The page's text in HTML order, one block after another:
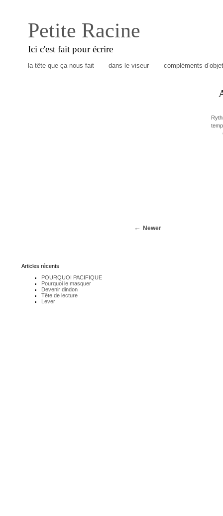
Petite Racine
Ici c'est fait pour écrire
la tête que ça nous fait dans le viseur compléments
Newer
Articles récents
POURQUOI PACIFIQUE
Pourquoi le masquer
Devenir dindon
Tête de lecture
Lever